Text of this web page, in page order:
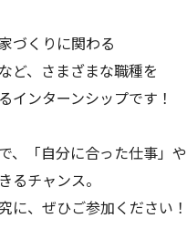
づくりに関わる
ど、さまざまな職種を
インターンシップです！
、「自分に合った仕事」や
るチャンス。
に、ぜひご参加ください！